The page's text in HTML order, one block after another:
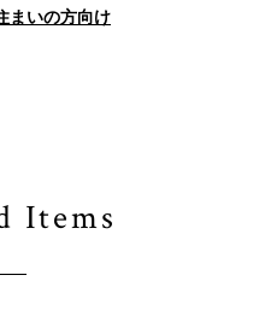
まいの方向け
Items